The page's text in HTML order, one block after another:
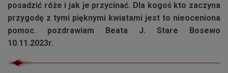
posadzić róże i jak je przycinać. Dla kogoś kto zaczyna
przygodę z tymi pięknymi kwiatami jest to nieoceniona
pomoc. pozdrawiam Beata J. Stare Bosewo
10.11.2023r.